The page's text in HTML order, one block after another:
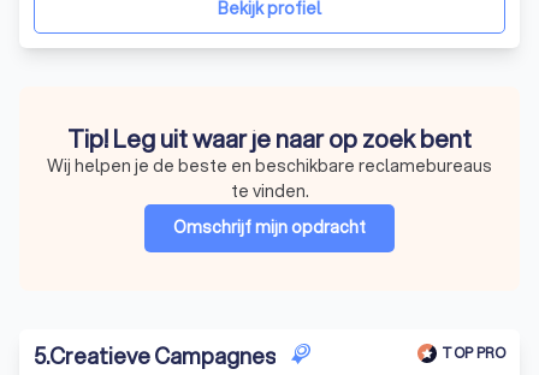
Bekijk profiel
Tip! Leg uit waar je naar op zoek bent
Wij helpen je de beste en beschikbare reclamebureaus
te vinden.
Omschrijf mijn opdracht
5.Creatieve Campagnes TOP PRO